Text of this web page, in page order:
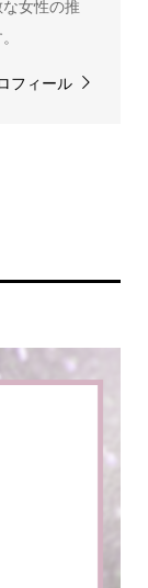
女性の推
フィール